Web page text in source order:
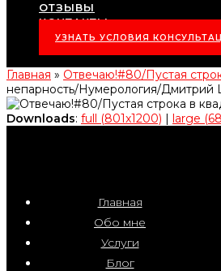
ОТЗЫВЫ
КОНТАКТЫ
УЗНАТЬ УСЛОВИЯ
Главная » Отвечаю!#80/Пустая
непарность/Нумерология/
Downloads: full (801x1200) | large
Главная
Обо мне
Услуги
Блог